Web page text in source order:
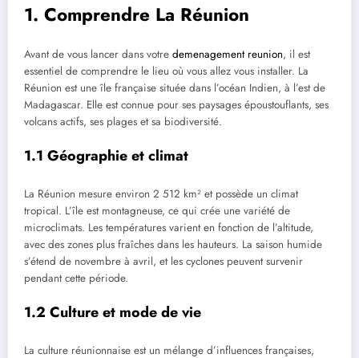
1. Comprendre La Réunion
Avant de vous lancer dans votre demenagement reunion, il est
essentiel de comprendre le lieu où vous allez vous installer. La
Réunion est une île française située dans l’océan Indien, à l’est de
Madagascar. Elle est connue pour ses paysages époustouflants, ses
volcans actifs, ses plages et sa biodiversité.
1.1 Géographie et climat
La Réunion mesure environ 2 512 km² et possède un climat
tropical. L’île est montagneuse, ce qui crée une variété de
microclimats. Les températures varient en fonction de l’altitude,
avec des zones plus fraîches dans les hauteurs. La saison humide
s’étend de novembre à avril, et les cyclones peuvent survenir
pendant cette période.
1.2 Culture et mode de vie
La culture réunionnaise est un mélange d’influences françaises,